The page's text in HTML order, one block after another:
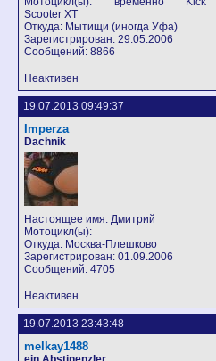
Scooter XT
Откуда: Мытищи (иногда Уфа)
Зарегистрирован: 29.05.2006
Сообщений: 8866
Неактивен
19.07.2013 09:49:37
Imperza
Dachnik
Настоящее имя: Дмитрий
Мотоцикл(ы):
Откуда: Москва-Плешково
Зарегистрирован: 01.09.2006
Сообщений: 4705
Неактивен
19.07.2013 23:43:48
melkay1488